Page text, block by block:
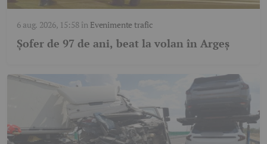
6 aug. 2026, 15:58în Evenimente trafic
Șofer de 97 de ani, beat la volan în Argeș